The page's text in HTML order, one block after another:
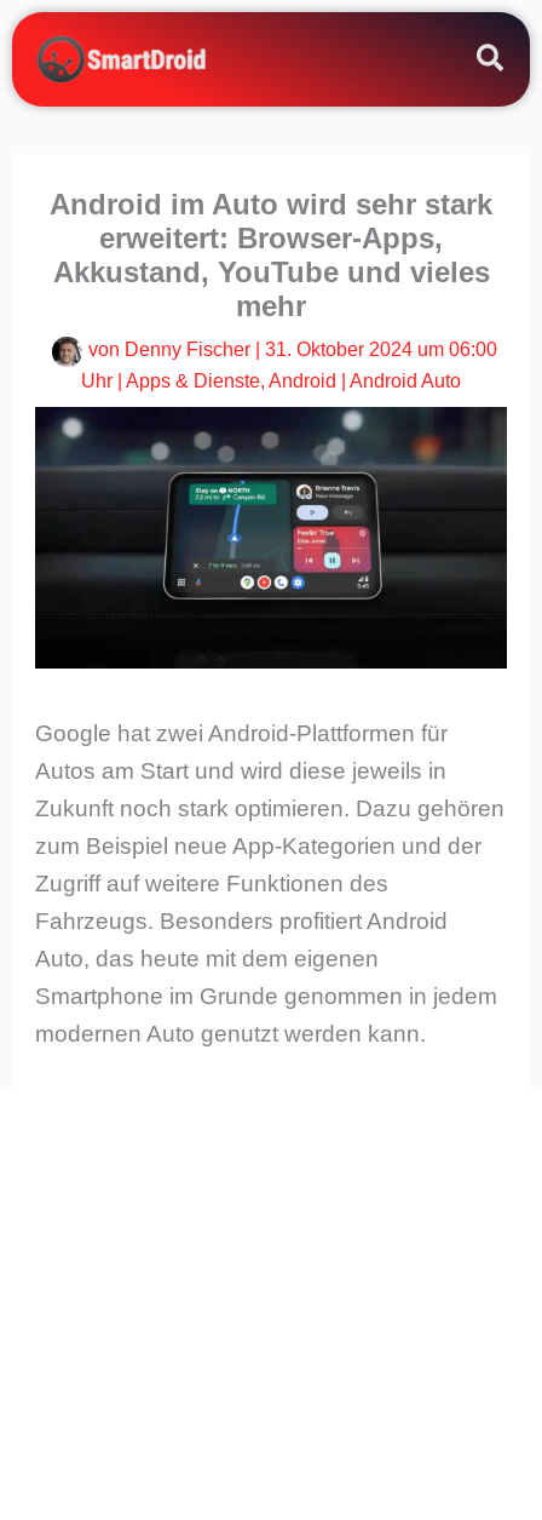
Zum
Inhalt
springen
Android im Auto wird sehr stark
erweitert: Browser-Apps,
Akkustand, YouTube und vieles
mehr
von Denny Fischer
31. Oktober 2024 um 06:00
Uhr
Apps & Dienste, Android Android Auto
Google hat zwei Android-Plattformen für
Autos am Start und wird diese jeweils in
Zukunft noch stark optimieren. Dazu gehören
zum Beispiel neue App-Kategorien und der
Zugriff auf weitere Funktionen des
Fahrzeugs. Besonders profitiert Android
Auto, das heute mit dem eigenen
Smartphone im Grunde genommen in jedem
modernen Auto genutzt werden kann.